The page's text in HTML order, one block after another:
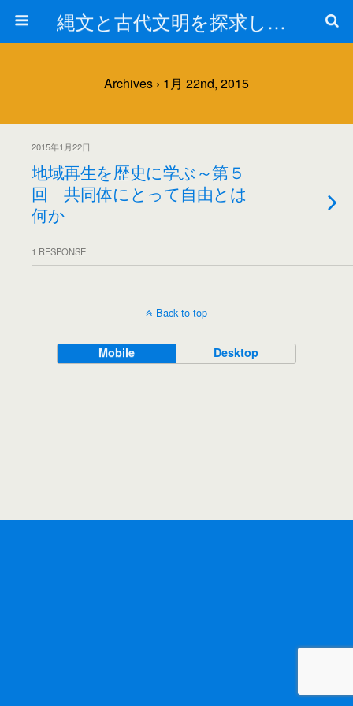
縄文と古代文明を探求しよう！
Archives › 1月 22nd, 2015
2015年1月22日
地域再生を歴史に学ぶ～第５
回 共同体にとって自由とは
何か
1 RESPONSE
Back to top
Mobile Desktop